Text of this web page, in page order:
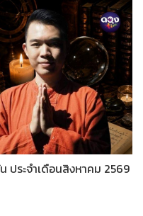
ประจำเดือนสิงหาคม 2569